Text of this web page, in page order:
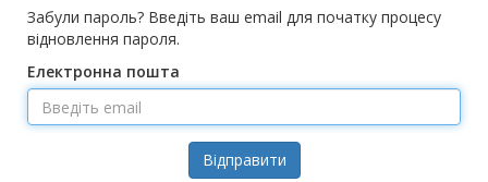
Забули пароль? Введіть ваш email для початку процесу
відновлення пароля.
Електронна пошта
Відправити